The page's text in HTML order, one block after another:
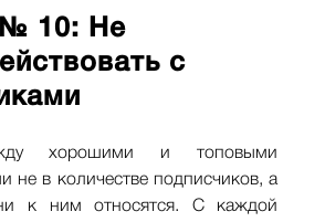
10: Не
с
хорошими и топовыми
не в количестве подписчиков, а
к ним относятся. С каждой